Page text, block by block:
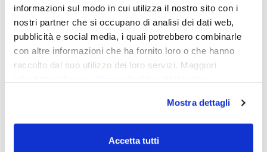
informazioni sul modo in cui utilizza il nostro sito con i
nostri partner che si occupano di analisi dei dati web,
pubblicità e social media, i quali potrebbero combinarle
con altre informazioni che ha fornito loro o che hanno
raccolto dal suo utilizzo dei loro servizi. Maggiori
Mostra dettagli
Accetta tutti
Stripe
Questo cookie è
necessario per
effettuare
transazioni con
carta di credito
sul sito web. Il
da Stripe.com che